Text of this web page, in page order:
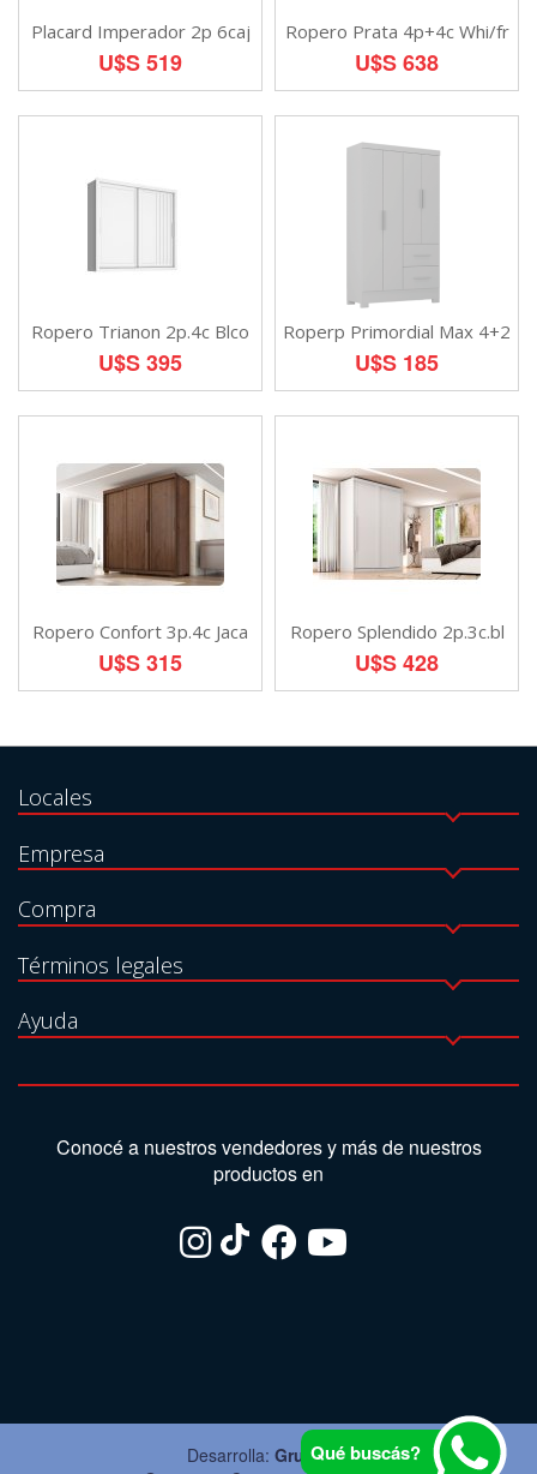
Placard Imperador 2p 6caj
U$S 519
Ropero Prata 4p+4c Whi/fr
U$S 638
Ropero Trianon 2p.4c Blco
U$S 395
Roperp Primordial Max 4+2
U$S 185
Ropero Confort 3p.4c Jaca
U$S 315
Ropero Splendido 2p.3c.bl
U$S 428
Locales
Empresa
Compra
Términos legales
Ayuda
Conocé a nuestros vendedores y más de nuestros
productos en
Qué buscás?
Desarrolla: Grupo Ite